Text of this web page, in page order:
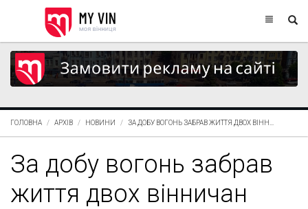
ГОЛОВНА АРХІВ НОВИНИ ЗА ДОБУ ВОГОНЬ ЗАБРАВ ЖИТТЯ ДВОХ ВІНН...
За добу вогонь забрав
життя двох вінничан